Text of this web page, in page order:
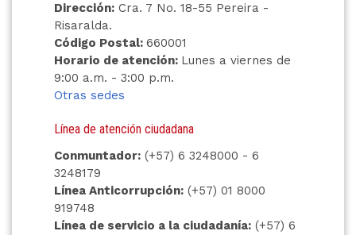
Dirección:Cra. 7 No. 18-55 Pereira -
Risaralda.
Código Postal: 660001
Horario de atención: Lunes a viernes de
9:00 a.m. - 3:00 p.m.
Otras sedes
Línea de atención ciudadana
Conmuntador:(+57) 6 3248000 - 6
3248179
Línea Anticorrupción:(+57) 01 8000
919748
Línea de servicio a la ciudadanía:(+57) 6